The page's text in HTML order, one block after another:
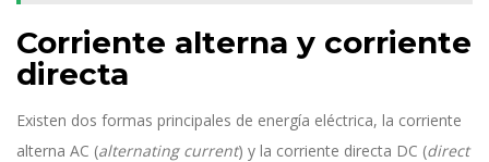
Corriente alterna y corriente
directa
Existen dos formas principales de energía eléctrica, la corriente
alterna AC (alternating current) y la corriente directa DC (direct